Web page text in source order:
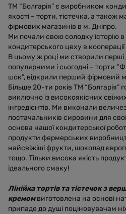
ТМ “Болгарія” є виробником
якості – торти, тістечка, а також
фірмових магазинів в м. Дніпро.
Ми почали свою солодку історію в
кондитерського цеху в
В цьому ж році ми створили перші
популярними і сьогодні – торти
шок”, відкрили перший фірмовий
Більше 20-ти років ТМ “Болгарія”
виключно із високоякісних
інгредієнтів. Ми виконали
постачальників сировини для
основа нашої кондитерської
продукти фермерських
найсвіжіші фрукти, шоколад
тощо. Тільки висока якість
ідеального смаку!
Лінійка тортів та тістечок з
кремомвиготовлена на основі
припаде до душі поціновувачам